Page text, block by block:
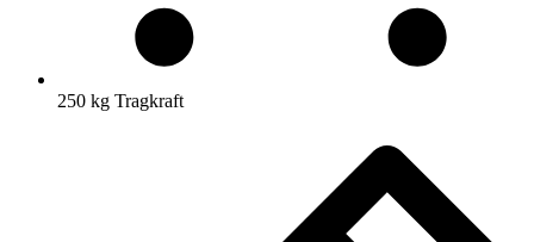
250 kg Tragkraft